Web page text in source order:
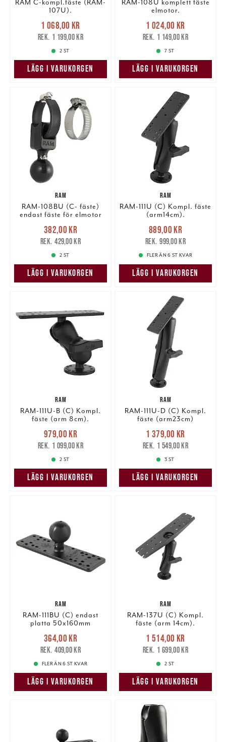
RAM C-kompl.fäste (RAM-
107U).
Nuvarande pris
1 068,00 krTidigare pris
1 199,00 kr
1 068,00 kr
1 199,00 kr
2 ST
LÄGG I VARUKORGEN
RAM-108U komplett fäste
elmotor.
Nuvarande pris
1 024,00 krTidigare pris
1 149,00 kr
1 024,00 kr
1 149,00 kr
7 ST
LÄGG I VARUKORGEN
RAM
RAM-108BU (C- fäste)
endast fäste för elmotor
Nuvarande pris
382,00 krTidigare pris
429,00 kr
382,00 kr
429,00 kr
2 ST
LÄGG I VARUKORGEN
RAM
RAM-111U (C) Kompl. fäste
(arm14cm).
Nuvarande pris
889,00 krTidigare pris
999,00 kr
889,00 kr
999,00 kr
FLER ÄN 6 ST KVAR
LÄGG I VARUKORGEN
RAM
RAM-111U-B (C) Kompl.
fäste (arm 8cm).
Nuvarande pris
979,00 krTidigare pris
1 099,00 kr
979,00 kr
1 099,00 kr
2 ST
LÄGG I VARUKORGEN
RAM
RAM-111U-D (C) Kompl.
fäste (arm23cm)
Nuvarande pris
1 379,00 krTidigare pris
1 549,00 kr
1 379,00 kr
1 549,00 kr
3 ST
LÄGG I VARUKORGEN
RAM
RAM-111BU (C) endast
platta 50x160mm
Nuvarande pris
364,00 krTidigare pris
409,00 kr
364,00 kr
409,00 kr
FLER ÄN 6 ST KVAR
LÄGG I VARUKORGEN
RAM
RAM-137U (C) Kompl.
fäste (arm 14cm).
Nuvarande pris
1 514,00 krTidigare pris
1 699,00 kr
1 514,00 kr
1 699,00 kr
2 ST
LÄGG I VARUKORGEN